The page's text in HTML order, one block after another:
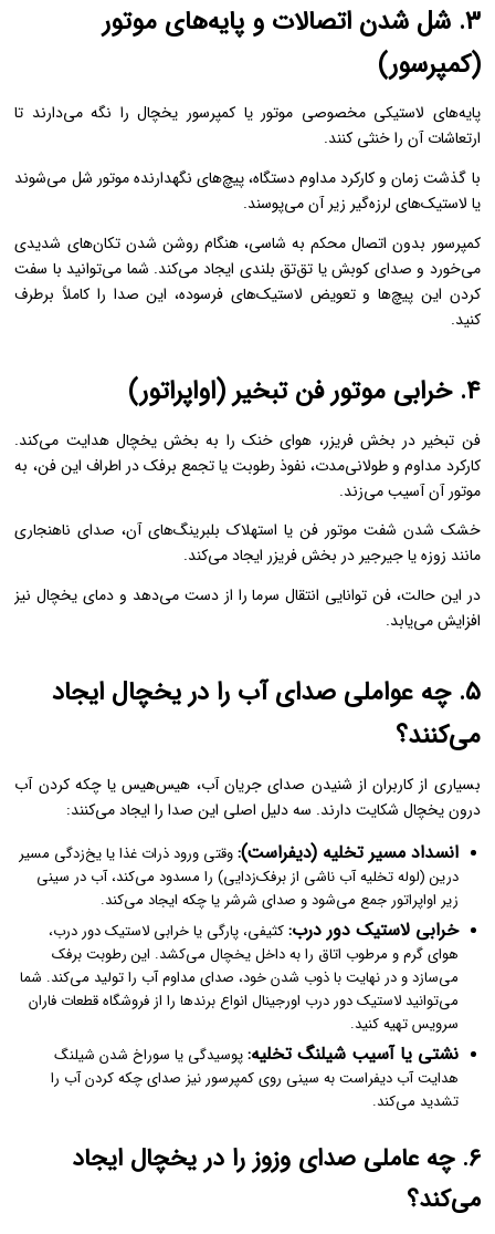
۳. شل شدن اتصالات و پایه‌های موتور
(کمپرسور)
پایه‌های لاستیکی مخصوصی موتور یا کمپرسور یخچال را نگه می‌دارند تا
ارتعاشات آن را خنثی کنند.
با گذشت زمان و کارکرد مداوم دستگاه، پیچ‌های نگهدارنده موتور شل می‌شوند
یا لاستیک‌های لرزه‌گیر زیر آن می‌پوسند.
کمپرسور بدون اتصال محکم به شاسی، هنگام روشن شدن تکان‌های شدیدی
می‌خورد و صدای کوبش یا تق‌تق بلندی ایجاد می‌کند. شما می‌توانید با سفت
کردن این پیچ‌ها و تعویض لاستیک‌های فرسوده، این صدا را کاملاً برطرف
کنید.
۴. خرابی موتور فن تبخیر (اواپراتور)
فن تبخیر در بخش فریزر، هوای خنک را به بخش یخچال هدایت می‌کند.
کارکرد مداوم و طولانی‌مدت، نفوذ رطوبت یا تجمع برفک در اطراف این فن، به
موتور آن آسیب می‌زند.
خشک شدن شفت موتور فن یا استهلاک بلبرینگ‌های آن، صدای ناهنجاری
مانند زوزه یا جیرجیر در بخش فریزر ایجاد می‌کند.
در این حالت، فن توانایی انتقال سرما را از دست می‌دهد و دمای یخچال نیز
افزایش می‌یابد.
۵. چه عواملی صدای آب را در یخچال ایجاد
می‌کنند؟
بسیاری از کاربران از شنیدن صدای جریان آب، هیس‌هیس یا چکه کردن آب
درون یخچال شکایت دارند. سه دلیل اصلی این صدا را ایجاد می‌کنند:
انسداد مسیر تخلیه (دیفراست):وقتی ورود ذرات غذا یا یخ‌زدگی مسیر
درین (لوله تخلیه آب ناشی از برفک‌زدایی) را مسدود می‌کند، آب در سینی
زیر اواپراتور جمع می‌شود و صدای شرشر یا چکه ایجاد می‌کند.
خرابی لاستیک دور درب:کثیفی، پارگی یا خرابی لاستیک دور درب،
هوای گرم و مرطوب اتاق را به داخل یخچال می‌کشد. این رطوبت برفک
می‌سازد و در نهایت با ذوب شدن خود، صدای مداوم آب را تولید می‌کند. شما
می‌توانید لاستیک دور درب اورجینال انواع برندها را از فروشگاه قطعات فاران
سرویس تهیه کنید.
نشتی یا آسیب شیلنگ تخلیه:پوسیدگی یا سوراخ شدن شیلنگ
هدایت آب دیفراست به سینی روی کمپرسور نیز صدای چکه کردن آب را
تشدید می‌کند.
۶. چه عاملی صدای وزوز را در یخچال ایجاد
می‌کند؟